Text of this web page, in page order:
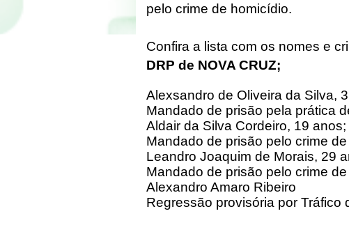
pelo crime de homicídio.
Confira a lista com os nomes e
DRP de NOVA CRUZ;
Alexsandro de Oliveira da Silva,
Mandado de prisão pela prática
Aldair da Silva Cordeiro, 19 anos;
Mandado de prisão pelo crime
Leandro Joaquim de Morais, 29
Mandado de prisão pelo crime
Alexandro Amaro Ribeiro
Regressão provisória por Tráfico